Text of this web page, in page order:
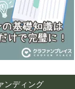
ンディング